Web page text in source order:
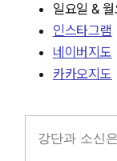
일요일 &
인스타그램
네이버지도
카카오지도